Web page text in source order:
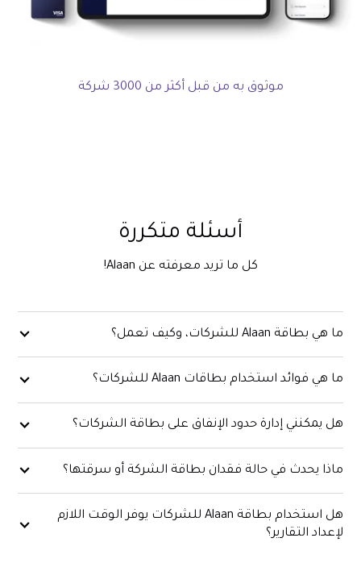
موثوق به من قبل أكثر من 3000 شركة
أسئلة متكررة
كل ما تريد معرفته عن Alaan!
ما هي بطاقة Alaan للشركات، وكيف تعمل؟
ما هي فوائد استخدام بطاقات Alaan للشركات؟
هل يمكنني إدارة حدود الإنفاق على بطاقة الشركات؟
ماذا يحدث في حالة فقدان بطاقة الشركة أو سرقتها؟
هل استخدام بطاقة Alaan للشركات يوفر الوقت اللازم
لإعداد التقارير؟